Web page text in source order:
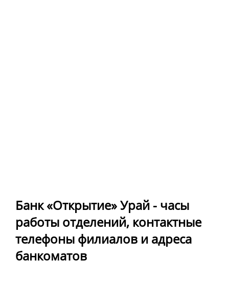
Банк «Открытие» Урай - часы
работы отделений, контактные
телефоны филиалов и адреса
банкоматов